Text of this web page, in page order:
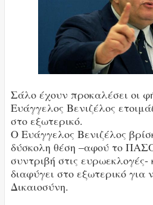
Σάλο έχουν προκαλέσει οι
Ευάγγελος Βενιζέλος
στο εξωτερικό.
Ο Ευάγγελος Βενιζέλος
δύσκολη θέση –αφού το
συντριβή στις ευρωεκλογές-
διαφύγει στο εξωτερικό για
Δικαιοσύνη.